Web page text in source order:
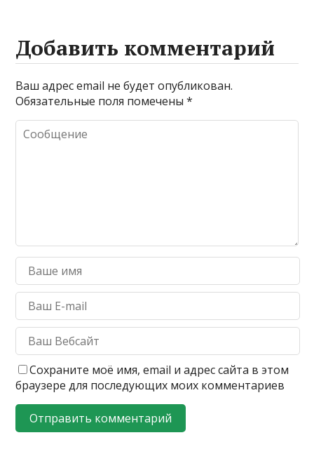
Добавить комментарий
Ваш адрес email не будет опубликован.
Обязательные поля помечены*
Сохраните моё имя, email и адрес сайта в этом
браузере для последующих моих комментариев